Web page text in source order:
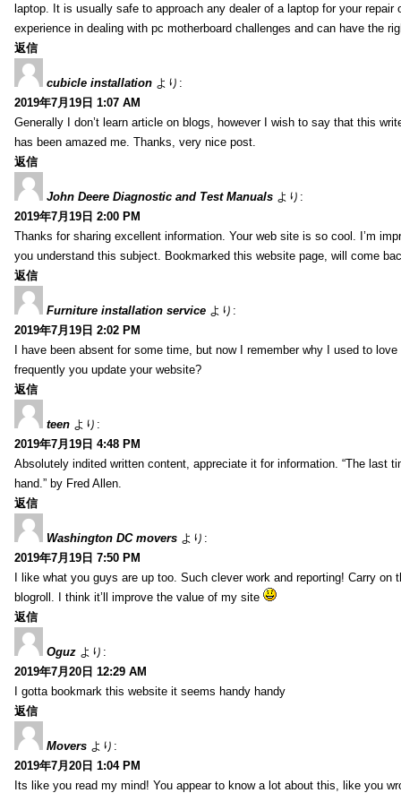
laptop. It is usually safe to approach any dealer of a laptop for your
experience in dealing with pc motherboard challenges and can have the
返信
cubicle installation より:
2019年7月19日 1:07 AM
Generally I don’t learn article on blogs, however I wish to say that this
has been amazed me. Thanks, very nice post.
返信
John Deere Diagnostic and Test Manuals より:
2019年7月19日 2:00 PM
Thanks for sharing excellent information. Your web site is so cool. I’m
you understand this subject. Bookmarked this website page, will come
返信
Furniture installation service より:
2019年7月19日 2:02 PM
I have been absent for some time, but now I remember why I used to
frequently you update your website?
返信
teen より:
2019年7月19日 4:48 PM
Absolutely indited written content, appreciate it for information. “The last
hand.” by Fred Allen.
返信
Washington DC movers より:
2019年7月19日 7:50 PM
I like what you guys are up too. Such clever work and reporting! Carry
blogroll. I think it’ll improve the value of my site
返信
Oguz より:
2019年7月20日 12:29 AM
I gotta bookmark this website it seems handy handy
返信
Movers より:
2019年7月20日 1:04 PM
Its like you read my mind! You appear to know a lot about this, like you